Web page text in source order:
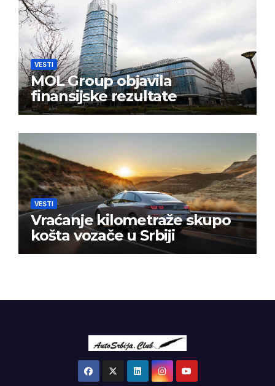
VESTI
MOL Group objavila
finansijske rezultate
VESTI
Vraćanje kilometraže skupo
košta vozače u Srbiji